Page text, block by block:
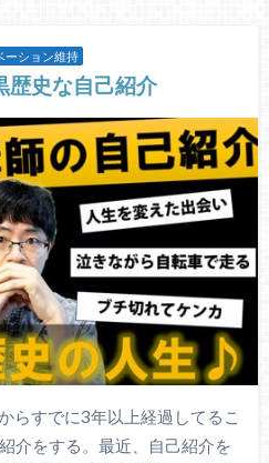
ーション維持
歴史な自己紹介
らすでに3年以上経過してるこ
介をする。最近、自己紹介を